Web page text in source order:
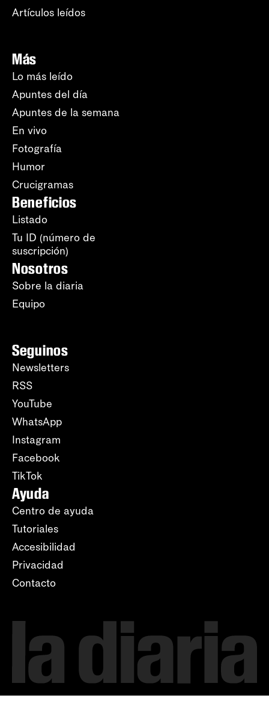
Artículos leídos
Más
Lo más leído
Apuntes del día
Apuntes de la semana
En vivo
Fotografía
Humor
Crucigramas
Beneficios
Listado
Tu ID (número de
suscripción)
Nosotros
Sobre la diaria
Equipo
Seguinos
Newsletters
RSS
YouTube
WhatsApp
Instagram
Facebook
TikTok
Ayuda
Centro de ayuda
Tutoriales
Accesibilidad
Privacidad
Contacto